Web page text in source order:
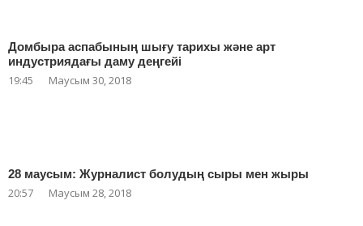
Домбыра аспабының шығу тарихы және арт
индустриядағы даму деңгейі
19:45 Маусым 30, 2018
28 маусым: Журналист болудың сыры мен жыры
20:57 Маусым 28, 2018